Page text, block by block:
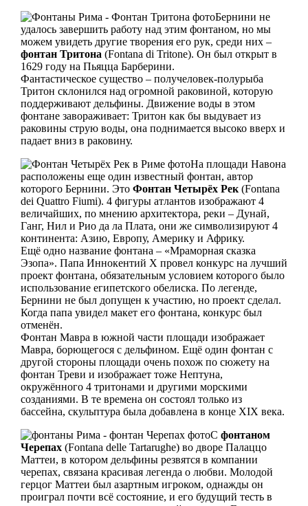
Бернини не
удалось завершить работу над этим фонтаном, но мы
можем увидеть другие творения его рук, среди них –
фонтан Тритона (Fontana di Tritone). Он был открыт в
1629 году на Пьяцца Барберини.
Фантастическое существо – получеловек-полурыба
Тритон склонился над огромной раковиной, которую
поддерживают дельфины. Движение воды в этом
фонтане завораживает: Тритон как бы выдувает из
раковины струю воды, она поднимается высоко вверх и
падает вниз в раковину.
На площади Навона
расположены еще один известный фонтан, автор
которого Бернини. Это Фонтан Четырёх Рек(Fontana
dei Quattro Fiumi). 4 фигуры атлантов изображают 4
величайших, по мнению архитектора, реки – Дунай,
Ганг, Нил и Рио да ла Плата, они же символизируют 4
континента: Азию, Европу, Америку и Африку.
Ещё одно название фонтана – «Мраморная сказка
Эзопа». Папа Иннокентий X провел конкурс на лучший
проект фонтана, обязательным условием которого было
использование египетского обелиска. По легенде,
Бернини не был допущен к участию, но проект сделал.
Когда папа увидел макет его фонтана, конкурс был
отменён.
Фонтан Мавра в южной части площади изображает
Мавра, борющегося с дельфином. Ещё один фонтан с
другой стороны площади очень похож по сюжету на
фонтан Треви и изображает тоже Нептуна,
окружённого 4 тритонами и другими морскими
созданиями. В те времена он состоял только из
бассейна, скульптура была добавлена в конце XIX века.
С фонтаном
Черепах(Fontana delle Tartarughe) во дворе Палаццо
Маттеи, в котором дельфины резвятся в компании
черепах, связана красивая легенда о любви. Молодой
герцог Маттеи был азартным игроком, однажды он
проиграл почти всё состояние, и его будущий тесть в